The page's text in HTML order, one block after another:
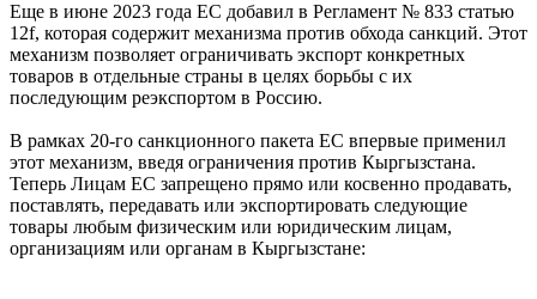
Еще в июне 2023 года ЕС добавил в Регламент № 833 статью
12f, которая содержит механизма против обхода санкций. Этот
механизм позволяет ограничивать экспорт конкретных
товаров в отдельные страны в целях борьбы с их
последующим реэкспортом в Россию.
В рамках 20-го санкционного пакета ЕС впервые применил
этот механизм, введя ограничения против Кыргызстана.
Теперь Лицам ЕС запрещено прямо или косвенно продавать,
поставлять, передавать или экспортировать следующие
товары любым физическим или юридическим лицам,
организациям или органам в Кыргызстане: